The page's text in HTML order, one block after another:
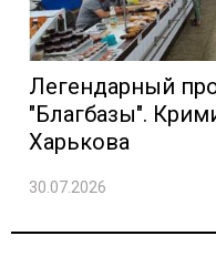
Легендарный
"Благбазы".
Харькова
30.07.2026